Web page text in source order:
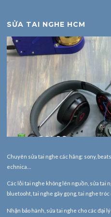
SỬA TAI NGHE HCM
Chuyên sửa tai nghe các hãng: sony,
echnica…
Các lỗi tai nghe không lên nguồn, sửa tai
bluetooht, tai nghe gãy gọng, tai nghe
Nhận bảo hành, sửa tai nghe cho các đại